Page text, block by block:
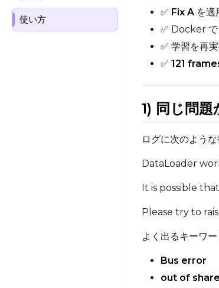
使い方
✅ Fix A を
✅ Docker で
✅ 学習を再
✅ 121
1) 同じ問題
ログに次のよう
DataLoader
It is possible
Please try to
よく出るキーワー
Bus error
out of